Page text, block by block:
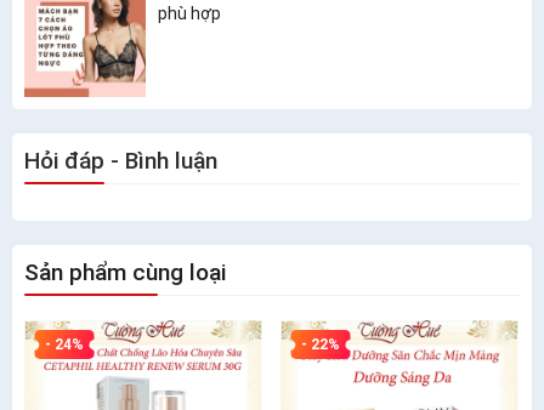
phù hợp
Hỏi đáp - Bình luận
Sản phẩm cùng loại
- 24% - 22%